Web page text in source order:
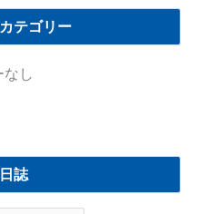
テゴリー
なし
誌